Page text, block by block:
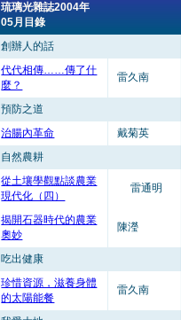
琉璃光雜誌2004年
05月目錄
創辦人的話
代代相傳……傳了什
麼？
雷久南
預防之道
治腸內革命
戴菊英
自然農耕
從土壤學觀點談農業
現代化（四）
雷通明
揭開石器時代的農業
奧妙
陳瀅
吃出健康
珍惜資源，滋養身體
的太陽能餐
雷久南